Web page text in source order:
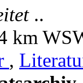
..
km
,